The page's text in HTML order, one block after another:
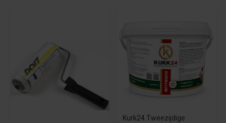
Kurk24 Tweezijdige